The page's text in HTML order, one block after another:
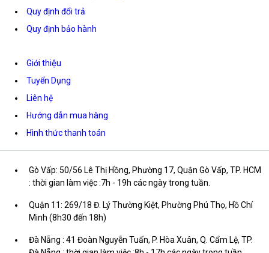
Quy định đổi trả
Quy định bảo hành
Giới thiệu
Tuyển Dụng
Liên hệ
Hướng dẫn mua hàng
Hình thức thanh toán
Gò Vấp: 50/56 Lê Thị Hồng, Phường 17, Quận Gò Vấp, TP. HCM
: thời gian làm việc :7h - 19h các ngày trong tuần.
Quận 11: 269/18 Đ. Lý Thường Kiệt, Phường Phú Thọ, Hồ Chí
Minh (8h30 đến 18h)
Đà Nẵng : 41 Đoàn Nguyễn Tuấn, P. Hòa Xuân, Q. Cẩm Lệ, TP.